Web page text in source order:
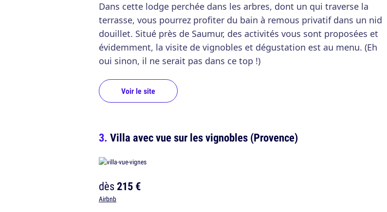
Dans cette lodge perchée dans les arbres, dont un qui traverse la
terrasse, vous pourrez profiter du bain à remous privatif dans un nid
douillet. Situé près de Saumur, des activités vous sont proposées et
évidemment, la visite de vignobles et dégustation est au menu. (Eh
oui sinon, il ne serait pas dans ce top !)
Voir le site
Villa avec vue sur les vignobles (Provence)
dès215 €
Airbnb